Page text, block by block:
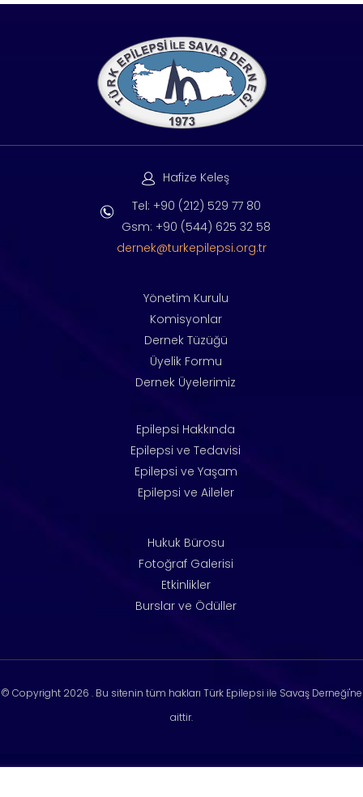
Hafize Keleş
Tel: +90 (212) 529 77 80
Gsm: +90 (544) 625 32 58
dernek@turkepilepsi.org.tr
Yönetim Kurulu
Komisyonlar
Dernek Tüzüğü
Üyelik Formu
Dernek Üyelerimiz
Epilepsi Hakkında
Epilepsi ve Tedavisi
Epilepsi ve Yaşam
Epilepsi ve Aileler
Hukuk Bürosu
Fotoğraf Galerisi
Etkinlikler
Burslar ve Ödüller
© Copyright 2026 . Bu sitenin tüm hakları Türk Epilepsi ile Savaş Derneği'ne
aittir.